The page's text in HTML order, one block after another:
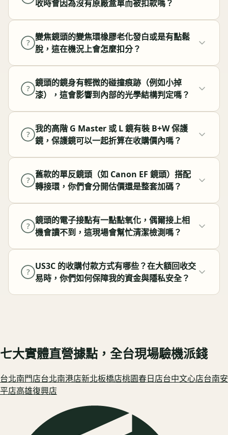
收時會因為沒有原廠盒單而被扣款嗎？
?
變焦鏡頭的變焦環橡膠老化發白或是有點鬆
脫，這在機況上會怎麼扣分？
?
鏡頭的鏡身有輕微的碰撞痕跡（例如小掉
漆），這會影響到內部的光學結構判定嗎？
?
我的高階 G Master 或 L 鏡有裝 B+W 保護
鏡，保護鏡可以一起折算在收購價內嗎？
?
舊款的單反鏡頭（如 Canon EF 鏡頭）搭配
轉接環，你們會分開估價還是整套加碼？
?
鏡頭的電子接點有一點點氧化，偶爾接上相
機會讀不到，這現場會幫忙清潔檢測嗎？
?
US3C 的收購付款方式有哪些？在大額回收交
易時，你們如何保障我的資金與隱私安全？
七大實體直營據點，全台現場驗機派錢
台北南門店台北南港店新北板橋店桃園春日店台中文心店台南安
平店高雄復興店